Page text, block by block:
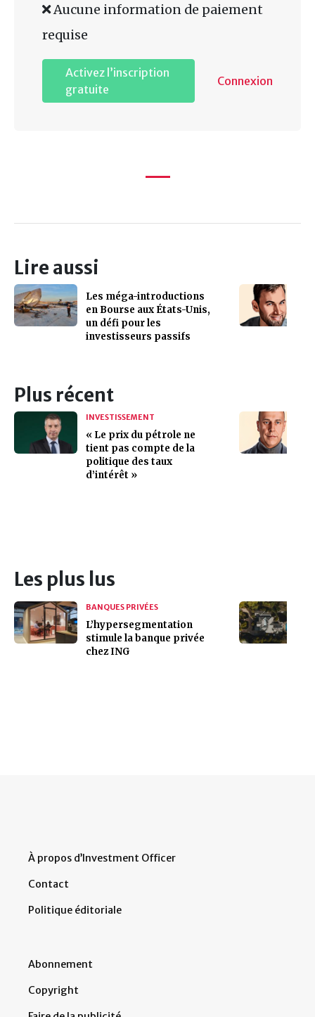
Aucune information de paiement
requise
Activez l’inscription
gratuite
Connexion
Lire aussi
Les méga-introductions
en Bourse aux États-Unis,
un défi pour les
investisseurs passifs
Plus récent
INVESTISSEMENT
« Le prix du pétrole ne
tient pas compte de la
politique des taux
d’intérêt »
Les plus lus
BANQUES PRIVÉES
L’hypersegmentation
stimule la banque privée
chez ING
À propos d’Investment Officer
Contact
Politique éditoriale
Abonnement
Copyright